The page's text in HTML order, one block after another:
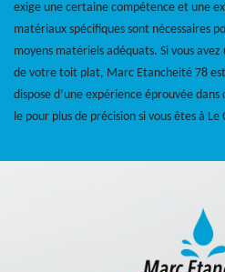
exige une certaine compétence et une
matériaux spécifiques sont nécessaires
moyens matériels adéquats. Si vous
de votre toit plat, Marc Etancheité 78
dispose d’une expérience éprouvée
le pour plus de précision si vous êtes à Le